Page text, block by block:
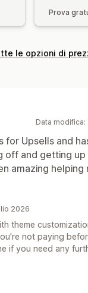
Prova
le opzioni di
Data
for Upsells and
off and getting
amazing helping
2026
theme
not paying
if you need any